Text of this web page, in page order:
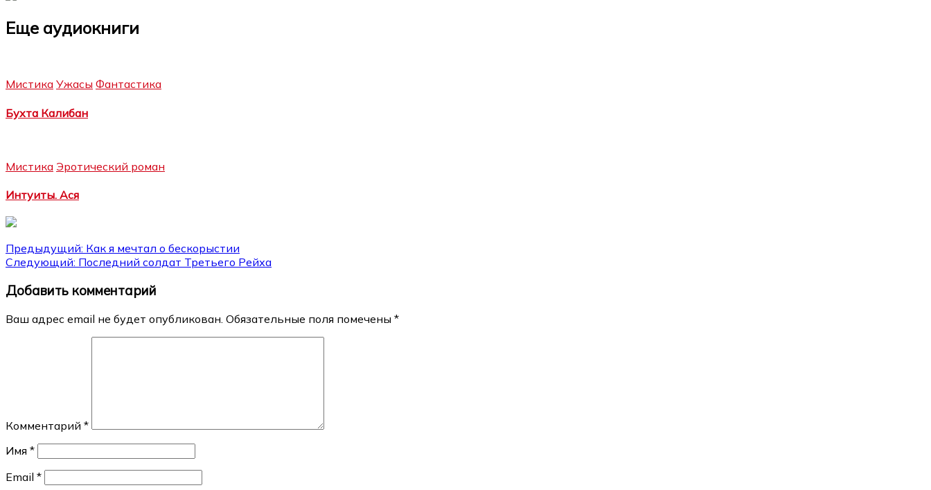
Еще аудиокниги
Мистика Ужасы Фантастика
Бухта Калибан
Мистика Эротический роман
Интуиты. Ася
Навигация
по
записям
Предыдущий: Как я мечтал о бескорыстии
Следующий: Последний солдат Третьего Рейха
Добавить комментарий
Ваш адрес email не будет опубликован. Обязательные поля помечены *
Комментарий *
Имя *
Email *